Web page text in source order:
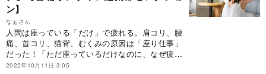
ン】
なぁさん
人間は座っている「だけ」で疲れる。肩コリ、腰
痛、首コリ、猫背、むくみの原因は「座り仕事」
だった！「ただ座っているだけなのに、なぜ疲れ
てしまうのか」。その答えはシンプルで明快。
2022年10月11日 3:05